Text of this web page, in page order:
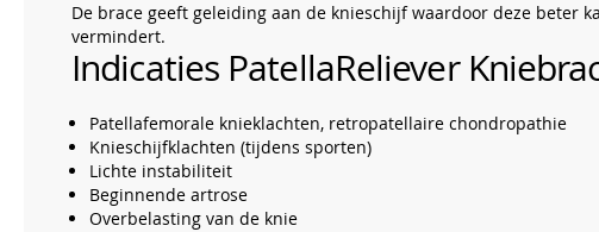
De brace geeft geleiding aan de knieschijf waardoor deze beter
vermindert.
Indicaties PatellaReliever
Patellafemorale knieklachten, retropatellaire chondropathie
Knieschijfklachten (tijdens sporten)
Lichte instabiliteit
Beginnende artrose
Overbelasting van de knie